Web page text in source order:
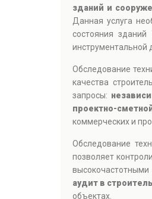
зданий и
Данная услуга
состояния
инструментальной
Обследование
качества
запросы:
проектно-
коммерческих и
Обследование
позволяет
аудит в
объектах.